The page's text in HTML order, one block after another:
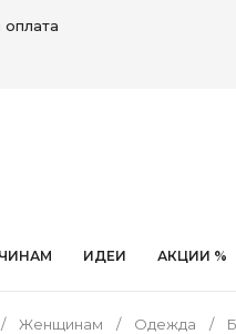
оплата
ИДЕИ АКЦИИ %
Женщинам Одежда